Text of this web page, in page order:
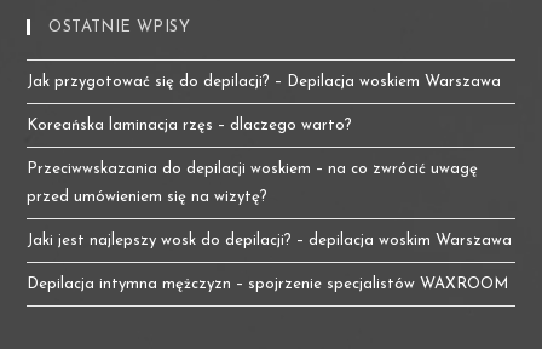
OSTATNIE WPISY
Jak przygotować się do depilacji? – Depilacja woskiem Warszawa
Koreańska laminacja rzęs – dlaczego warto?
Przeciwwskazania do depilacji woskiem – na co zwrócić uwagę
przed umówieniem się na wizytę?
Jaki jest najlepszy wosk do depilacji? – depilacja woskim Warszawa
Depilacja intymna mężczyzn – spojrzenie specjalistów WAXROOM